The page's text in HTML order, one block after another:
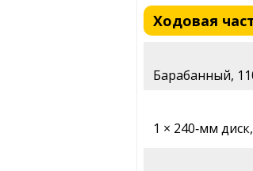
Ходовая
Барабанный,
1 × 240‑мм